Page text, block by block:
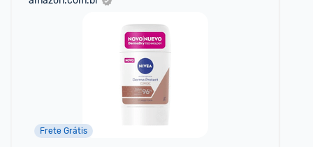
Frete Grátis